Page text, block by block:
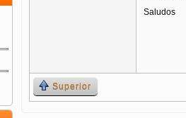
Saludos
Superior